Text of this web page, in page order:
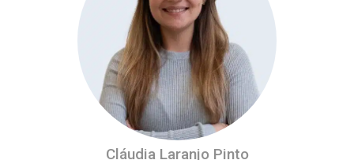
Cláudia Laranjo Pinto